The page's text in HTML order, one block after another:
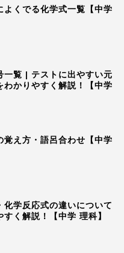
よくでる化学式一覧【中学
一覧 | テストに出やすい元
わかりやすく解説！【中学
覚え方・語呂合わせ【中学
化学反応式の違いについて
すく解説！【中学 理科】